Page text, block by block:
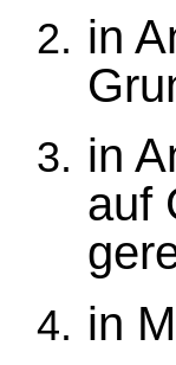
in
in
auf
in